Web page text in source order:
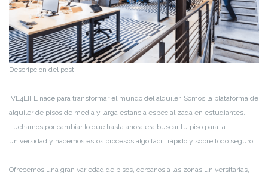
Descripcion del post.
IVE4LIFE nace para transformar el mundo del alquiler. Somos la plataforma de
alquiler de pisos de media y larga estancia especializada en estudiantes.
Luchamos por cambiar lo que hasta ahora era buscar tu piso para la
universidad y hacemos estos procesos algo fácil, rápido y sobre todo seguro.
Ofrecemos una gran variedad de pisos, cercanos a las zonas universitarias,